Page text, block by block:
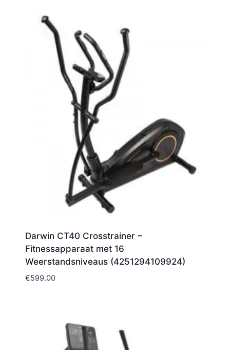
Darwin CT40 Crosstrainer –
Fitnessapparaat met 16
Weerstandsniveaus (4251294109924)
€599.00